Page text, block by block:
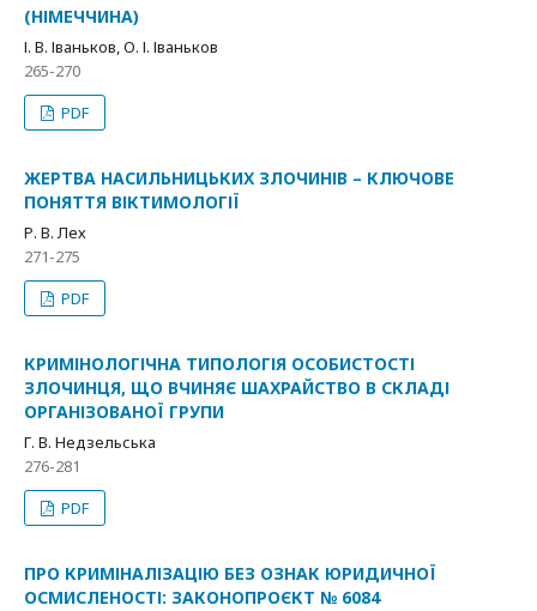
(НІМЕЧЧИНА)
І. В. Іваньков, О. І. Іваньков
265-270
PDF
ЖЕРТВА НАСИЛЬНИЦЬКИХ ЗЛОЧИНІВ – КЛЮЧОВЕ
ПОНЯТТЯ ВІКТИМОЛОГІЇ
Р. В. Лех
271-275
PDF
КРИМІНОЛОГІЧНА ТИПОЛОГІЯ ОСОБИСТОСТІ
ЗЛОЧИНЦЯ, ЩО ВЧИНЯЄ ШАХРАЙСТВО В СКЛАДІ
ОРГАНІЗОВАНОЇ ГРУПИ
Г. В. Недзельська
276-281
PDF
ПРО КРИМІНАЛІЗАЦІЮ БЕЗ ОЗНАК ЮРИДИЧНОЇ
ОСМИСЛЕНОСТІ: ЗАКОНОПРОЄКТ № 6084